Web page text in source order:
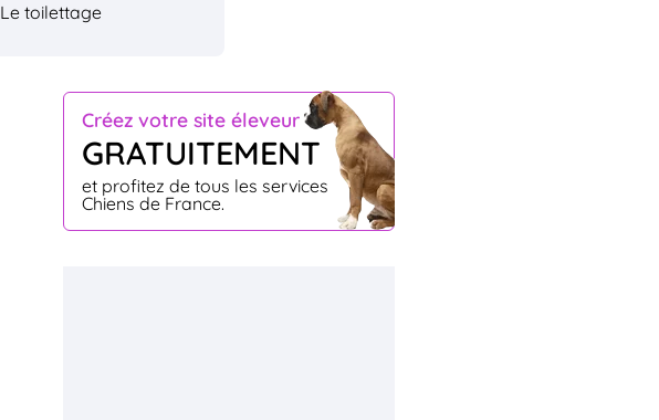
Créez votre site éleveur
GRATUITEMENT
et profitez de tous les services
Chiens de France.
Le toilettage